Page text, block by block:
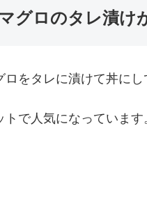
グロのタレ漬け
ロをタレに漬けて丼に
トで人気になっています